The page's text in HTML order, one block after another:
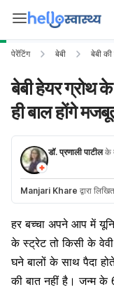
पेरेंटिंग बेबी बेबी
बेबी हेयर ग्रोथ
ही बाल होंगे
डॉ. प्रणाली पाटीलके
Manjari Khare द्वारा लिखित
हर बच्चा अपने आप में
के स्ट्रेट तो किसी के
घने बालों के साथ पैदा
की बात नहीं है। जन्म के